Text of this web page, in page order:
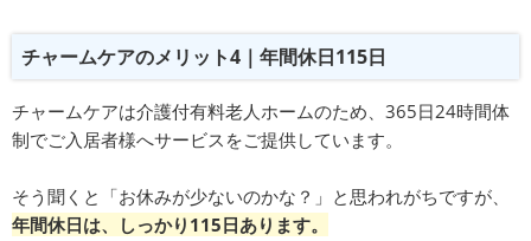
チャームケアのメリット4｜年間休日115日
チャームケアは介護付有料老人ホームのため、365日24時間体
制でご入居者様へサービスをご提供しています。
そう聞くと「お休みが少ないのかな？」と思われがちですが、
年間休日は、しっかり115日あります。